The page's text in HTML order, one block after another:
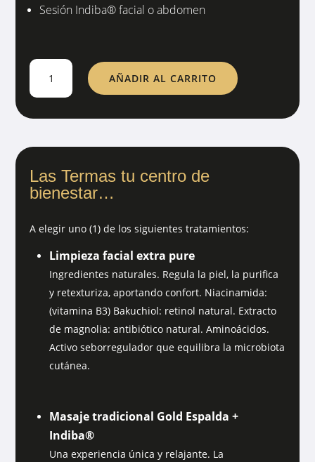
Sesión Indiba® facial o abdomen
Pack
¡Relájate!
cantidad
AÑADIR AL CARRITO
Las Termas tu centro de
bienestar…
A elegir uno (1) de los siguientes tratamientos:
Limpieza facial extra pure
Ingredientes naturales. Regula la piel, la purifica
y retexturiza, aportando confort. Niacinamida:
(vitamina B3) Bakuchiol: retinol natural. Extracto
de magnolia: antibiótico natural. Aminoácidos.
Activo seborregulador que equilibra la microbiota
cutánea.
Masaje tradicional Gold Espalda +
Indiba®
Una experiencia única y relajante. La